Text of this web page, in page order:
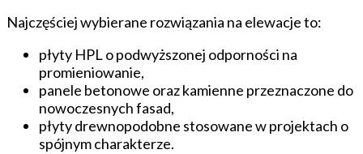
Najczęściej wybierane rozwiązania na elewacje to:
płyty HPL o podwyższonej odporności na
promieniowanie,
panele betonowe oraz kamienne przeznaczone do
nowoczesnych fasad,
płyty drewnopodobne stosowane w projektach o
spójnym charakterze.